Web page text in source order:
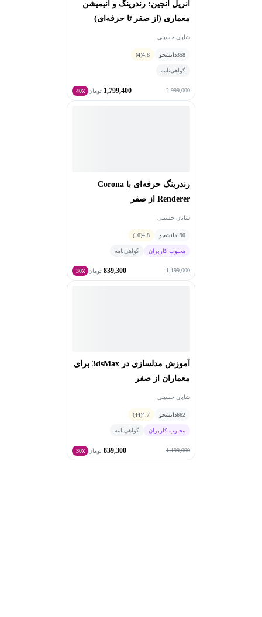
سریع‌تر، کاربردی‌تر و مؤثرتر کند.
آنریل انجین: رندرینگ و انیمیشن
معماری (از صفر تا حرفه‌ای)
شایان حسینی
358دانشجو 4.8
(4)
گواهی‌نامه
2,999,000
1,799,400 تومان 40٪
رندرینگ حرفه‌ای با Corona
Renderer از صفر
شایان حسینی
190دانشجو 4.8
(10)
محبوب کاربران گواهی‌نامه
1,199,000
839,300 تومان 30٪
آموزش مدلسازی در 3dsMax برای
معماران از صفر
شایان حسینی
662دانشجو 4.7
(44)
محبوب کاربران گواهی‌نامه
1,199,000
839,300 تومان 30٪